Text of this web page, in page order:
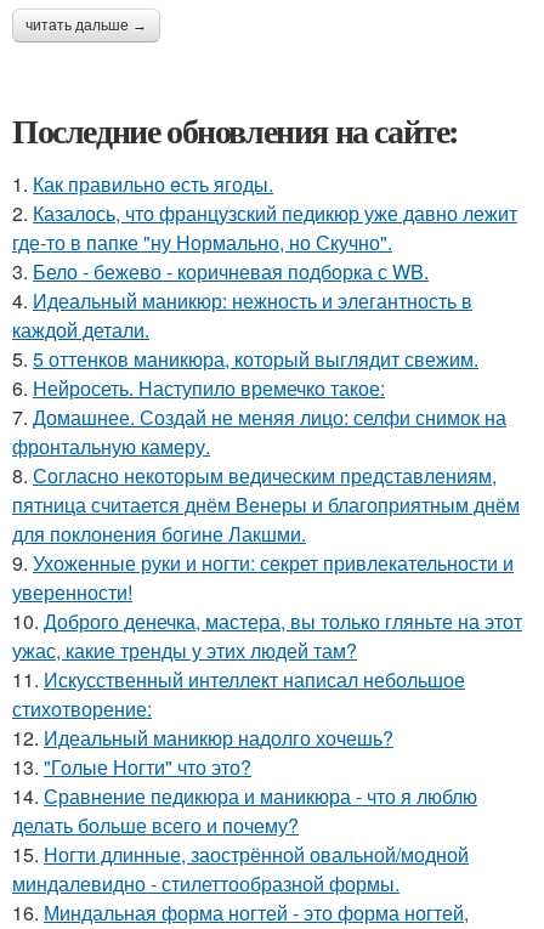
читать дальше →
Последние обновления на сайте:
1. Как правильно eсть ягоды.
2. Казалось, что французский педикюр уже давно лежит
где-то в папке "ну Нормально, но Скучно".
3. Бело - бежево - коричневая подборка с WB.
4. Идеальный маникюр: нежность и элегантность в
каждой детали.
5. 5 оттенков маникюра, который выглядит свежим.
6. Нейросеть. Наступило времечко такое:
7. Домашнее. Создай не меняя лицо: селфи снимок на
фронтальную камеру.
8. Согласно некоторым ведическим представлениям,
пятница считается днём Венеры и благоприятным днём
для поклонения богине Лакшми.
9. Ухоженные руки и ногти: секрет привлекательности и
уверенности!
10. Доброго денечка, мастера, вы только гляньте на этот
ужас, какие тренды у этих людей там?
11. Искусственный интеллект написал небольшое
стихотворение:
12. Идеальный маникюр надолго хочешь?
13. "Голые Ногти" что это?
14. Сравнение педикюра и маникюра - что я люблю
делать больше всего и почему?
15. Ногти длинные, заострённой овальной/модной
миндалевидно - стилеттообразной формы.
16. Миндальная форма ногтей - это форма ногтей,